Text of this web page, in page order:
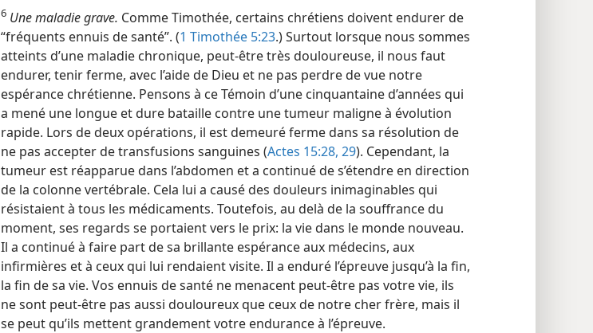
6 Une maladie grave. Comme Timothée, certains chrétiens doivent endurer de
“fréquents ennuis de santé”. (1 Timothée 5:23.) Surtout lorsque nous sommes
atteints d’une maladie chronique, peut-être très douloureuse, il nous faut
endurer, tenir ferme, avec l’aide de Dieu et ne pas perdre de vue notre
espérance chrétienne. Pensons à ce Témoin d’une cinquantaine d’années qui
a mené une longue et dure bataille contre une tumeur maligne à évolution
rapide. Lors de deux opérations, il est demeuré ferme dans sa résolution de
ne pas accepter de transfusions sanguines (Actes 15:28, 29). Cependant, la
tumeur est réapparue dans l’abdomen et a continué de s’étendre en direction
de la colonne vertébrale. Cela lui a causé des douleurs inimaginables qui
résistaient à tous les médicaments. Toutefois, au delà de la souffrance du
moment, ses regards se portaient vers le prix: la vie dans le monde nouveau.
Il a continué à faire part de sa brillante espérance aux médecins, aux
infirmières et à ceux qui lui rendaient visite. Il a enduré l’épreuve jusqu’à la fin,
la fin de sa vie. Vos ennuis de santé ne menacent peut-être pas votre vie, ils
ne sont peut-être pas aussi douloureux que ceux de notre cher frère, mais il
se peut qu’ils mettent grandement votre endurance à l’épreuve.